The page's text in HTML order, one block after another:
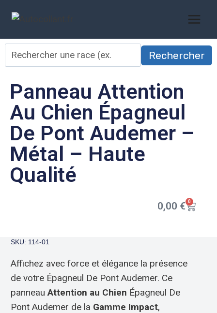
Rechercher
Panneau Attention
Au Chien Épagneul
De Pont Audemer –
Métal – Haute
Qualité
0,00 € 0
SKU: 114-01
Affichez avec force et élégance la présence
de votre Épagneul De Pont Audemer. Ce
panneauAttention au Chien Épagneul De
Pont Audemer de la Gamme Impact,